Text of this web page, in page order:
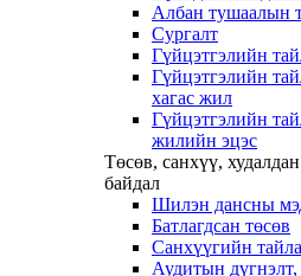
Албан тушаалын
Сургалт
Гүйцэтгэлийн
Гүйцэтгэлийн
хагас жил
Гүйцэтгэлийн
жилийн эцэс
Төсөв, санхүү,
байдал
Шилэн дансны
Батлагдсан төсөв
Санхүүгийн
Аудитын дүгнэлт,